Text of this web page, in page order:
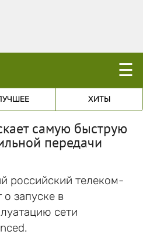
☰
ХИТЫ
самую быструю
передачи
российский телеком-
запуске в
сети